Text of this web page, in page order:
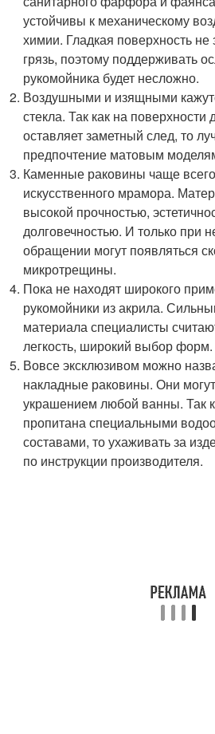
устойчивы к механическому
химии. Гладкая поверхность не
грязь, поэтому поддерживать
рукомойника будет несложно.
Воздушными и изящными
стекла. Так как на
оставляет заметный след, то
предпочтение матовым
Каменные раковины чаще
искусственного мрамора.
высокой прочностью,
долговечностью. И только при
обращении могут появляться
микротрещины.
Пока не находят широкого
рукомойники из акрила.
материала специалисты
легкость, широкий выбор форм.
Вовсе эксклюзивом можно
накладные раковины. Они
украшением любой ванны. Так
пропитана специальными
составами, то ухаживать за
по инструкции производителя.